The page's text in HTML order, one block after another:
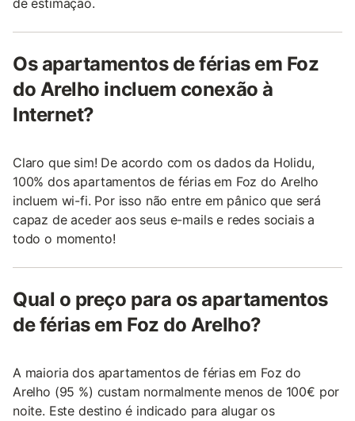
de estimação.
Os apartamentos de férias em Foz
do Arelho incluem conexão à
Internet?
Claro que sim! De acordo com os dados da Holidu,
100% dos apartamentos de férias em Foz do Arelho
incluem wi-fi. Por isso não entre em pânico que será
capaz de aceder aos seus e-mails e redes sociais a
todo o momento!
Qual o preço para os apartamentos
de férias em Foz do Arelho?
A maioria dos apartamentos de férias em Foz do
Arelho (95 %) custam normalmente menos de 100€ por
noite. Este destino é indicado para alugar os